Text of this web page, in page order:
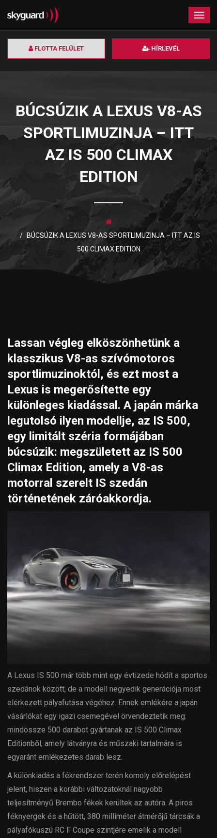
FLOTTA FELÜLET HÍRLEVÉL
×
BÚCSÚZIK A LEXUS V8-AS
SPORTLIMUZINJA – ITT
AZ IS 500 CLIMAX
EDITION
BÚCSÚZIK A LEXUS V8-AS SPORTLIMUZINJA – ITT AZ IS
500 CLIMAX EDITION
Lassan végleg elköszönhetünk a
klasszikus V8-as szívómotoros
sportlimuzinoktól, és ezt most a
Lexus is megerősítette egy
különleges kiadással. A japán márka
legutolsó ilyen modellje, az IS 500,
egy limitált széria formájában
búcsúzik: megszületett az IS 500
Climax Edition, amely a V8-as
motorral szerelt IS szedán
történetének záróakkordja.
A Lexus IS 500 már több mint egy évtizede hódít a sportos
szedánok között, de a modell negyedik generációja most
elérkezett pályafutása végéhez. Ennek emlékére a japán
vásárlókat egy igazi csemegével örvendeztetik meg:
mindössze 500 darabot gyártanak az IS 500 Climax
Editionből, amely látványra és műszaki tartalmára is
egyaránt emlékezetes darab lesz.
A különkiadás a fékrendszer terén komoly előrelépést
jelent, hiszen a korábbi változatoknál nagyobb
teljesítményű Brembo fékek kerültek az autóra. A piros
féknyergek és a hűtött, 380 milliméter átmérőjű tárcsák a
pályafókuszú RC F Coupe szintjére emelik a modell